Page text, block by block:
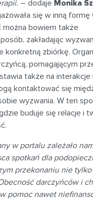
– dodaje Monika
się w inną formę
można bowiem także
zakładając
konkretną zbiórkę.
pomagającym
także na
kontaktować się
wyzwania. W ten
buduje się relacje i
w portalu zależało
spotkań dla
przekonaniu nie
darczyńców i
pomoc nawet